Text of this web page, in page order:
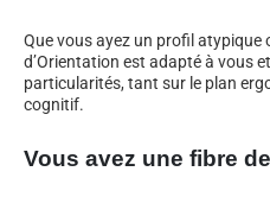
Que vous ayez un profil atypique
d’Orientation est adapté à vous
particularités, tant sur le plan
cognitif.
Vous avez une fibre